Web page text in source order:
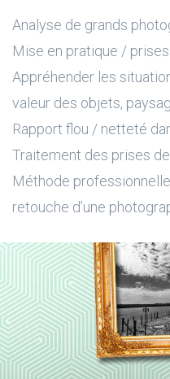
Analyse de grands
Mise en pratique / prises
Appréhender les
valeur des objets,
Rapport flou / netteté
Traitement des prises
Méthode
retouche d’une